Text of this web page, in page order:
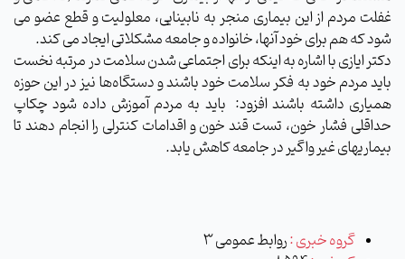
غفلت مردم از این بیماری منجر به نابینایی، معلولیت و قطع عضو می
شود که هم برای خود آنها، خانواده و جامعه مشکلاتی ایجاد می کند.
دکتر ایازی با اشاره به اینکه برای اجتماعی شدن سلامت در مرتبه نخست
باید مردم خود به فکر سلامت خود باشند و دستگاه‌ها نیز در این حوزه
همیاری داشته باشند افزود: باید به مردم آموزش داده شود چکاپ
حداقلی فشار خون، تست قند خون و اقدامات کنترلی را انجام دهند تا
بیماریهای غیر واگیر در جامعه کاهش یابد.
گروه خبری :روابط عمومی 3